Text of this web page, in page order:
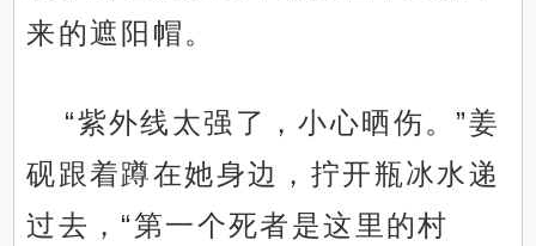
来的遮阳帽。
“紫外线太强了，小心晒伤。”姜
砚跟着蹲在她身边，拧开瓶冰水递
过去，“第一个死者是这里的村